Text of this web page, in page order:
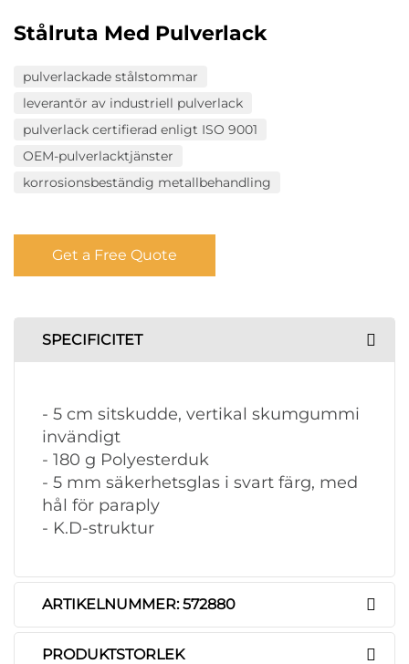
Stålruta Med Pulverlack
pulverlackade stålstommar
leverantör av industriell pulverlack
pulverlack certifierad enligt ISO 9001
OEM-pulverlacktjänster
korrosionsbeständig metallbehandling
Get a Free Quote
SPECIFICITET
- 5 cm sitskudde, vertikal skumgummi
invändigt
- 180 g Polyesterduk
- 5 mm säkerhetsglas i svart färg, med
hål för paraply
- K.D-struktur
ARTIKELNUMMER: 572880
PRODUKTSTORLEK